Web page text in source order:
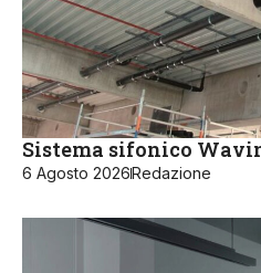
Sistema sifonico
6 Agosto 2026Redazione